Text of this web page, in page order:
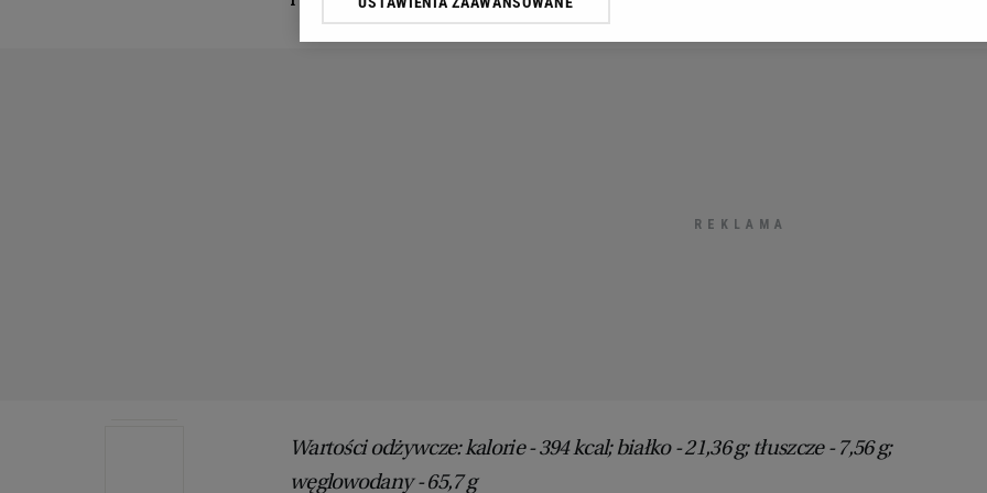
Wartości odżywcze: kalorie - 394 kcal; białko - 21,36 g; tłuszcze - 7,56 g;
węglowodany - 65,7 g
przetwarzania danych poprzez odnośnik „Ustawienia prywatności” w stopce serwisu i